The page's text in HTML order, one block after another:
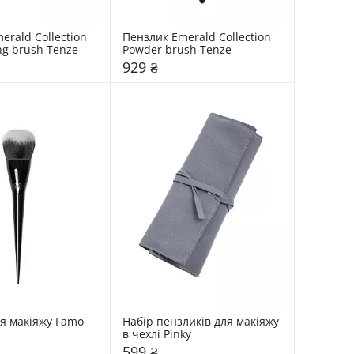
Collection
brush Tenze
Пензлик Emerald Collection
Powder brush Tenze
929 ₴
макіяжу Famo
Набір пензликів для макіяжу
в чехлі Pinky